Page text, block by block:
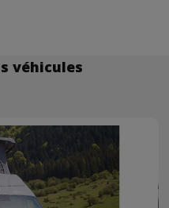
véhicules